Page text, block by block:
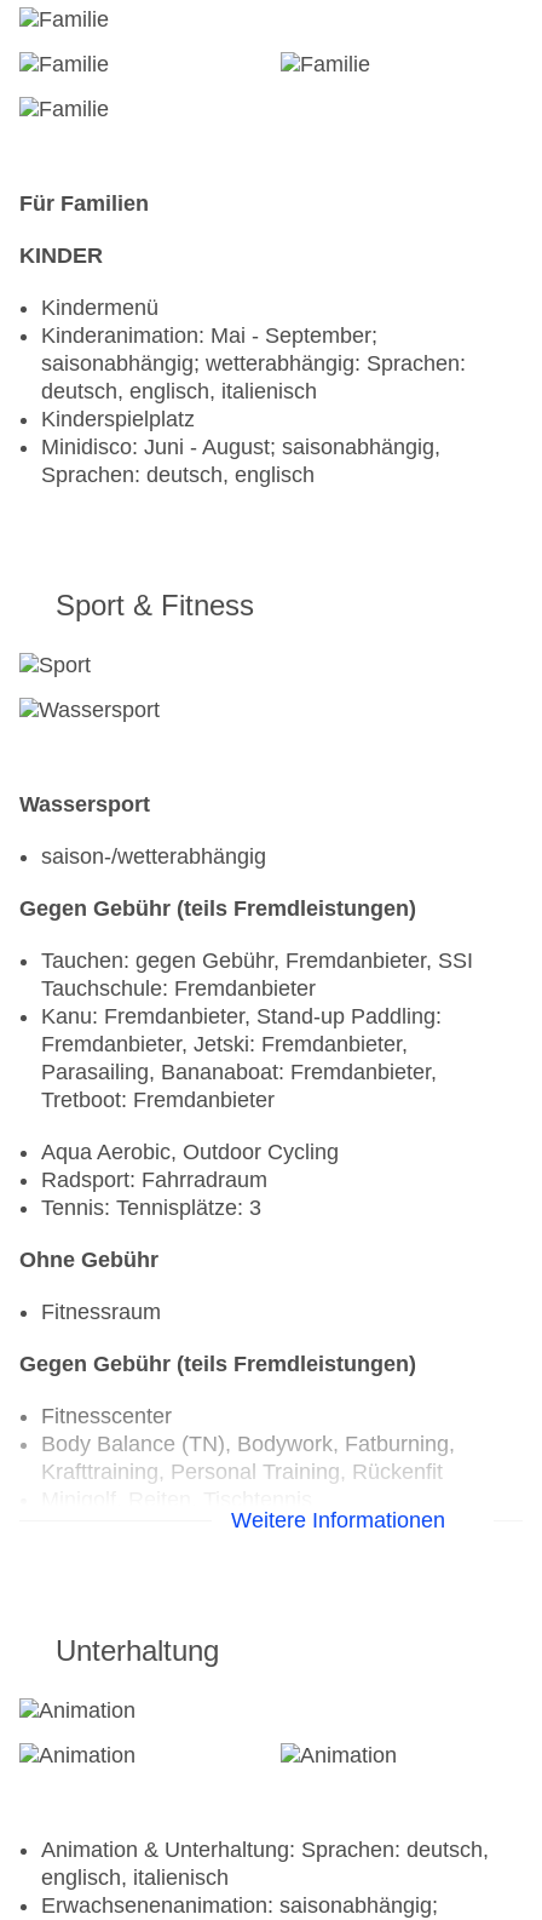
Für Familien
KINDER
Kindermenü
Kinderanimation: Mai - September;
saisonabhängig; wetterabhängig: Sprachen:
deutsch, englisch, italienisch
Kinderspielplatz
Minidisco: Juni - August; saisonabhängig,
Sprachen: deutsch, englisch
Sport & Fitness
Wassersport
saison-/wetterabhängig
Gegen Gebühr (teils Fremdleistungen)
Tauchen: gegen Gebühr, Fremdanbieter, SSI
Tauchschule: Fremdanbieter
Kanu: Fremdanbieter, Stand-up Paddling:
Fremdanbieter, Jetski: Fremdanbieter,
Parasailing, Bananaboat: Fremdanbieter,
Tretboot: Fremdanbieter
Aqua Aerobic, Outdoor Cycling
Radsport: Fahrradraum
Tennis: Tennisplätze: 3
Ohne Gebühr
Fitnessraum
Gegen Gebühr (teils Fremdleistungen)
Fitnesscenter
Body Balance (TN), Bodywork, Fatburning,
Krafttraining, Personal Training, Rückenfit
Radsport: Fahrrad: Fremdanbieter, pro
Schlägerverleih
Weitere Informationen
Unterhaltung
Animation & Unterhaltung: Sprachen: deutsch,
englisch, italienisch
Erwachsenenanimation: saisonabhängig;